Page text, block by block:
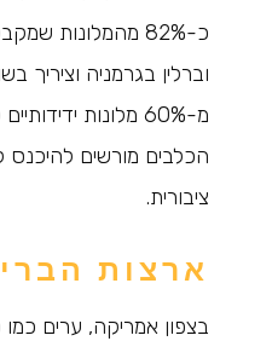
כ-82% מהמלונות
וברלין בגרמניה וציריך
מ-60% מלונות
הכלבים מורשים
ציבורית.
ארצות
בצפון אמריקה, ערים כמו